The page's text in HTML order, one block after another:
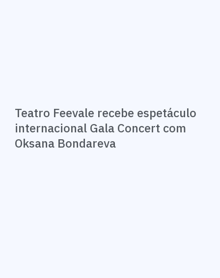
Teatro Feevale recebe espetáculo
internacional Gala Concert com
Oksana Bondareva